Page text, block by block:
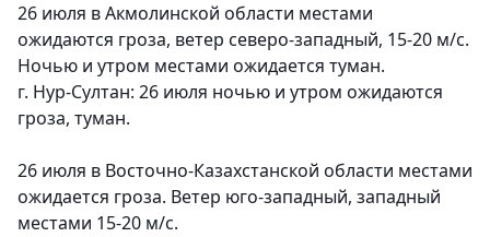
26 июля в Акмолинской области местами
ожидаются гроза, ветер северо-западный, 15-20 м/с.
Ночью и утром местами ожидается туман.
г. Нур-Султан: 26 июля ночью и утром ожидаются
гроза, туман.
26 июля в Восточно-Казахстанской области местами
ожидается гроза. Ветер юго-западный, западный
местами 15-20 м/с.